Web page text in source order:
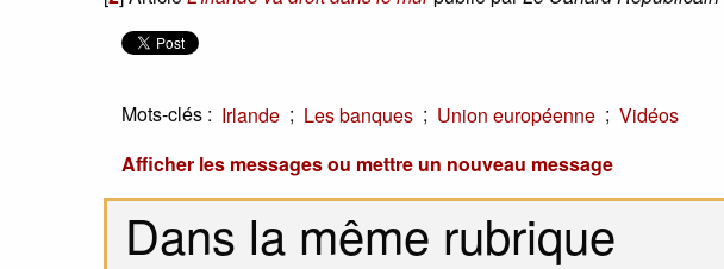
Mots-clés : Irlande ; Les banques ; Union européenne ; Vidéos
Afficher les messages ou mettre un nouveau message
Dans la même rubrique